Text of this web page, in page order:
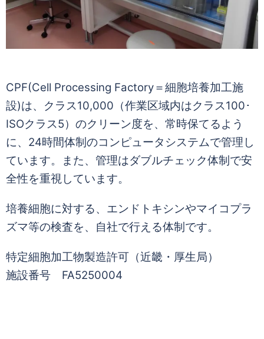
CPF(Cell Processing Factory＝細胞培養加工施
設)は、クラス10,000（作業区域内はクラス100･
ISOクラス5）のクリーン度を、 常時保てるよう
に、24時間体制のコンピュータシステムで管理し
ています。また、管理はダブルチェック体制で安
全性を重視しています。
培養細胞に対する、エンドトキシンやマイコプラ
ズマ等の検査を、自社で行える体制です。
特定細胞加工物製造許可（近畿・厚生局）
施設番号 FA5250004